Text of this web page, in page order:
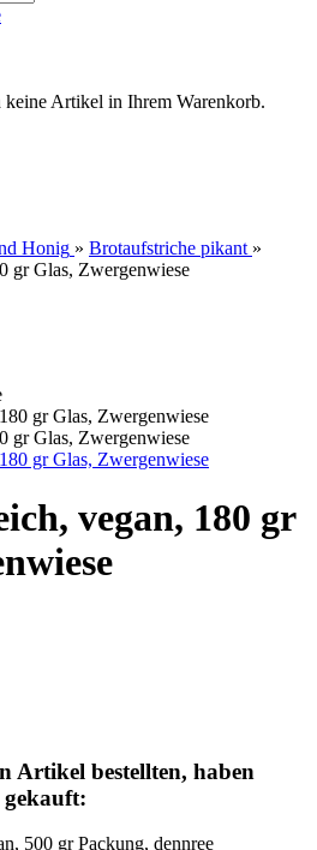
keine Artikel in Ihrem Warenkorb.
Honig » Brotaufstriche pikant »
gr Glas, Zwergenwiese
gr Glas, Zwergenwiese
vegan, 180 gr
Artikel bestellten, haben